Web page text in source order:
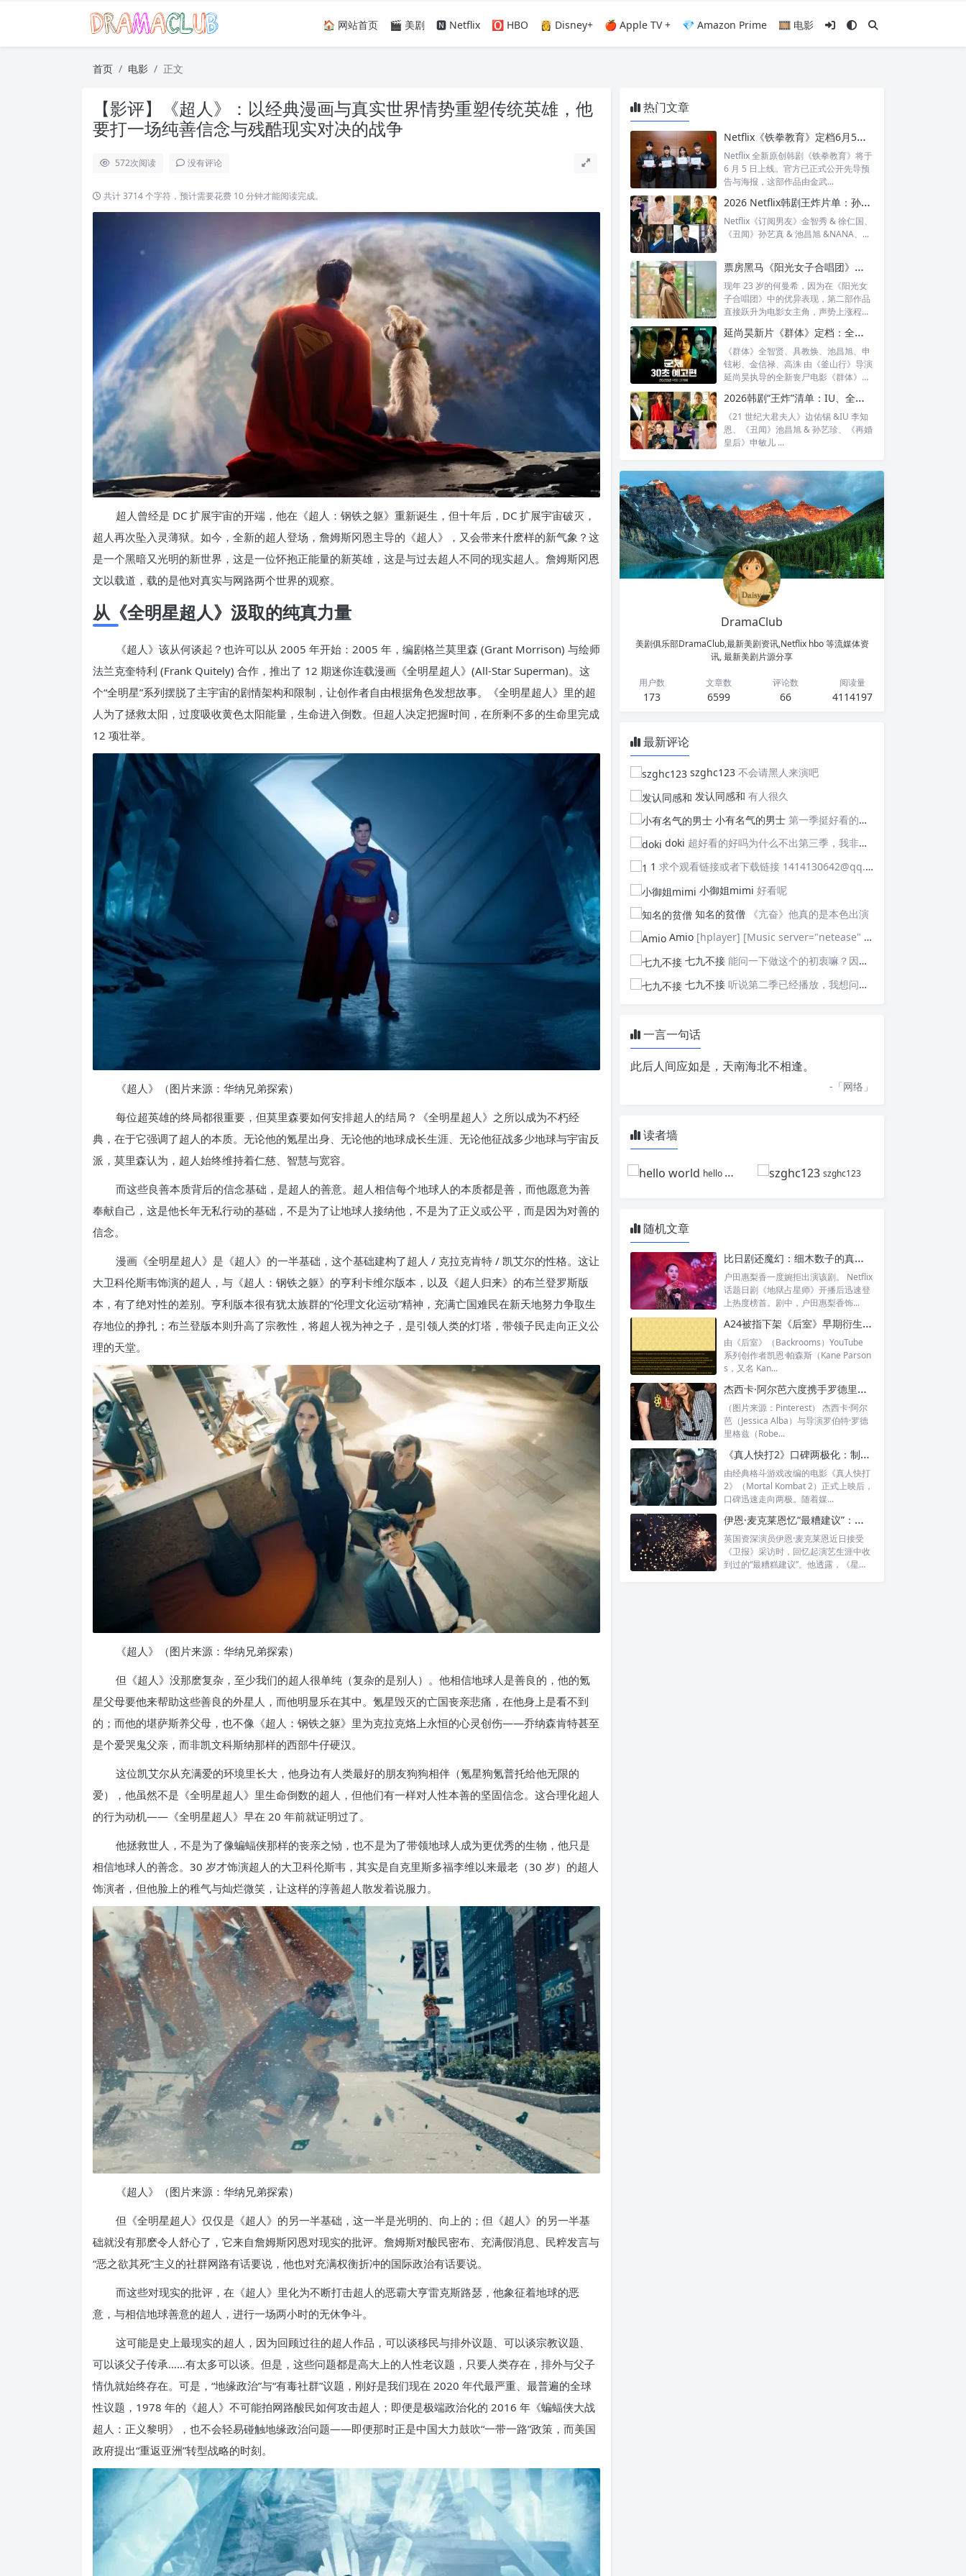
🏠 网站首页 🎬 美剧 🅽 Netflix 🅾️ HBO 👸 Disney+ 🍎 Apple TV + 💎 Amazon Prime 🎞️ 电影
首页 电影 正文
【影评】《超人》：以经典漫画与真实世界情势重塑传统英雄，他
要打一场纯善信念与残酷现实对决的战争
572次阅读 没有评论
共计 3714 个字符，预计需要花费 10 分钟才能阅读完成。
超人曾经是 DC 扩展宇宙的开端，他在《超人：钢铁之躯》重新诞生，但十年后，DC 扩展宇宙破灭，
超人再次坠入灵薄狱。如今，全新的超人登场，詹姆斯冈恩主导的《超人》，又会带来什麽样的新气象？这
是一个黑暗又光明的新世界，这是一位怀抱正能量的新英雄，这是与过去超人不同的现实超人。詹姆斯冈恩
文以载道，载的是他对真实与网路两个世界的观察。
从《全明星超人》汲取的纯真力量
《超人》该从何谈起？也许可以从 2005 年开始：2005 年，编剧格兰莫里森 (Grant Morrison) 与绘师
法兰克奎特利 (Frank Quitely) 合作，推出了 12 期迷你连载漫画《全明星超人》(All-Star Superman)。这
个“全明星”系列摆脱了主宇宙的剧情架构和限制，让创作者自由根据角色发想故事。《全明星超人》里的超
人为了拯救太阳，过度吸收黄色太阳能量，生命进入倒数。但超人决定把握时间，在所剩不多的生命里完成
12 项壮举。
《超人》（图片来源：华纳兄弟探索）
每位超英雄的终局都很重要，但莫里森要如何安排超人的结局？《全明星超人》之所以成为不朽经
典，在于它强调了超人的本质。无论他的氪星出身、无论他的地球成长生涯、无论他征战多少地球与宇宙反
派，莫里森认为，超人始终维持着仁慈、智慧与宽容。
而这些良善本质背后的信念基础，是超人的善意。超人相信每个地球人的本质都是善，而他愿意为善
奉献自己，这是他长年无私行动的基础，不是为了让地球人接纳他，不是为了正义或公平，而是因为对善的
信念。
漫画《全明星超人》是《超人》的一半基础，这个基础建构了超人 / 克拉克肯特 / 凯艾尔的性格。这让
大卫科伦斯韦饰演的超人，与《超人：钢铁之躯》的亨利卡维尔版本，以及《超人归来》的布兰登罗斯版
本，有了绝对性的差别。亨利版本很有犹太族群的“伦理文化运动”精神，充满亡国难民在新天地努力争取生
存地位的挣扎；布兰登版本则升高了宗教性，将超人视为神之子，是引领人类的灯塔，带领子民走向正义公
理的天堂。
《超人》（图片来源：华纳兄弟探索）
但《超人》没那麽复杂，至少我们的超人很单纯（复杂的是别人）。他相信地球人是善良的，他的氪
星父母要他来帮助这些善良的外星人，而他明显乐在其中。氪星毁灭的亡国丧亲悲痛，在他身上是看不到
的；而他的堪萨斯养父母，也不像《超人：钢铁之躯》里为克拉克烙上永恒的心灵创伤——乔纳森肯特甚至
是个爱哭鬼父亲，而非凯文科斯纳那样的西部牛仔硬汉。
这位凯艾尔从充满爱的环境里长大，他身边有人类最好的朋友狗狗相伴（氪星狗氪普托给他无限的
爱），他虽然不是《全明星超人》里生命倒数的超人，但他们有一样对人性本善的坚固信念。这合理化超人
的行为动机——《全明星超人》早在 20 年前就证明过了。
他拯救世人，不是为了像蝙蝠侠那样的丧亲之恸，也不是为了带领地球人成为更优秀的生物，他只是
相信地球人的善念。30 岁才饰演超人的大卫科伦斯韦，其实是自克里斯多福李维以来最老（30 岁）的超人
饰演者，但他脸上的稚气与灿烂微笑，让这样的淳善超人散发着说服力。
《超人》（图片来源：华纳兄弟探索）
但《全明星超人》仅仅是《超人》的另一半基础，这一半是光明的、向上的；但《超人》的另一半基
础就没有那麽令人舒心了，它来自詹姆斯冈恩对现实的批评。詹姆斯对酸民密布、充满假消息、民粹发言与
“恶之欲其死”主义的社群网路有话要说，他也对充满权衡折冲的国际政治有话要说。
而这些对现实的批评，在《超人》里化为不断打击超人的恶霸大亨雷克斯路瑟，他象征着地球的恶
意，与相信地球善意的超人，进行一场两小时的无休争斗。
这可能是史上最现实的超人，因为回顾过往的超人作品，可以谈移民与排外议题、可以谈宗教议题、
可以谈父子传承……有太多可以谈。但是，这些问题都是高大上的人性老议题，只要人类存在，排外与父子
情仇就始终存在。可是，“地缘政治”与“有毒社群”议题，刚好是我们现在 2020 年代最严重、最普遍的全球
性议题，1978 年的《超人》不可能拍网路酸民如何攻击超人；即便是极端政治化的 2016 年《蝙蝠侠大战
超人：正义黎明》，也不会轻易碰触地缘政治问题——即便那时正是中国大力鼓吹“一带一路”政策，而美国
政府提出“重返亚洲”转型战略的时刻。
热门文章
Netflix《铁拳教育》定档6月5日：金武烈、李星民集结出击，这次要用铁腕重整失控校园
Netflix 全新原创韩剧《铁拳教育》将于
6 月 5 日上线。官方已正式公开先导预
告与海报，这部作品由金武...
2026 Netflix韩剧王炸片单：孙艺真、池昌旭《丑闻》破格回归，孔刘、宋慧乔顶级神仙CP集结！
Netflix《订阅男友》金智秀 & 徐仁国、
《丑闻》孙艺真 & 池昌旭 &NANA、...
票房黑马《阳光女子合唱团》造星，23岁新人何曼希凭“宥芯”一角人气暴涨跃升大女主
现年 23 岁的何曼希，因为在《阳光女
子合唱团》中的优异表现，第二部作品
直接跃升为电影女主角，声势上涨程度
延尚昊新片《群体》定档：全智贤时隔11年回归大银幕，池昌旭、具教焕联手闯丧尸危机
《群体》全智贤、具教焕、池昌旭、申
铉彬、金信禄、高洙 由《釜山行》导演
延尚昊执导的全新丧尸电影《群体》正
2026韩剧“王炸”清单：IU、全智贤、宋慧乔领衔回归，30对神仙CP谁最让你心动？
《21 世纪大君夫人》边佑锡 &IU 李知
恩、《丑闻》池昌旭 & 孙艺珍、《再婚
皇后》申敏儿 ...
DramaClub
美剧俱乐部DramaClub,最新美剧资讯,Netflix hbo 等流媒体资
讯, 最新美剧片源分享
用户数
173
文章数
6599
评论数
66
阅读量
4114197
最新评论
szghc123 不会请黑人来演吧
发认同感和 有人很久
小有名气的男士 第一季挺好看的，天天等着更新，应该接着拍第二季，这个剧情拍个四季应该是没有问题的，期待
doki 超好看的好吗为什么不出第三季，我非常喜欢这部剧
1 求个观看链接或者下载链接 1414130642@qq.com
小御姐mimi 好看呢
知名的贫僧
《亢奋》他真的是本色出演
Amio [hplayer] [Music server="netease" id="" type=""/] [/hplayer] 试试
七九不接 能问一下做这个的初衷嘛？因为真的有被触动到
七九不接 听说第二季已经播放，我想问一下国内什么时候会播出
一言一句话
此后人间应如是，天南海北不相逢。
-「网络 」
读者墙
hello world szghc123
随机文章
比日剧还魔幻：细木数子的真实人生，为何让《地狱占星师》更耐人寻味？
户田惠梨香一度婉拒出演该剧。 Netflix
话题日剧《地狱占星师》开播后迅速登
上热度榜首。剧中，户田惠梨香饰...
A24被指下架《后室》早期衍生创作：互联网怪谈被公司“收割”了吗？
由《后室》（Backrooms）YouTube
系列创作者凯恩·帕森斯（Kane Parson
s，又名 Kan...
杰西卡·阿尔芭六度携手罗德里格兹：这次和《蚁人》男星组成特工兄妹
（图片来源：Pinterest） 杰西卡·阿尔
芭（Jessica Alba）与导演罗伯特·罗德
里格兹（Robe...
《真人快打2》口碑两极化：制片人怒怼差评影评人“根本没玩过游戏”
由经典格斗游戏改编的电影《真人快打
2》（Mortal Kombat 2）正式上映后，
口碑迅速走向两极。随着媒...
伊恩·麦克莱恩忆“最糟建议”：初代欧比旺曾劝他退出同志平权倡议
英国资深演员伊恩·麦克莱恩近日接受
《卫报》采访时，回忆起演艺生涯中收
到过的“最糟糕建议”。他透露，《星球